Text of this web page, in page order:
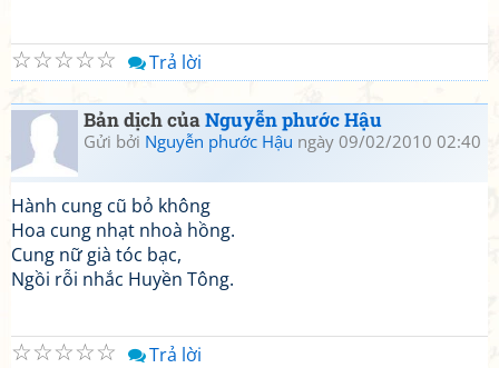
☆
☆
☆
☆
☆ Trả lời
Bản dịch củaNguyễn phước Hậu
Gửi bởi Nguyễn phước Hậu ngày 09/02/2010 02:40
Hành cung cũ bỏ không
Hoa cung nhạt nhoà hồng.
Cung nữ già tóc bạc,
Ngồi rỗi nhắc Huyền Tông.
☆
☆
☆
☆
☆ Trả lời